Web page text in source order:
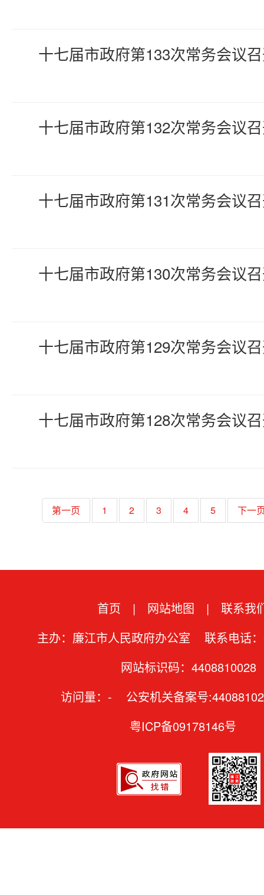
十七届市政府第133次常务会议
十七届市政府第132次常务会议
十七届市政府第131次常务会议
十七届市政府第130次常务会议
十七届市政府第129次常务会议
十七届市政府第128次常务会议
第一页 1 2 3 4 5 下一
首页 | 网站地图 |
联系我
主办：廉江市人民政府办公室 联系电话
网站标识码：4408810028
访问量： - 公安机关备案号
粤ICP备09178146号